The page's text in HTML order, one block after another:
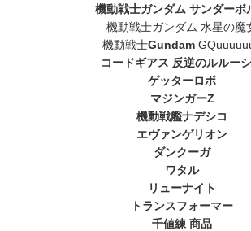
機動戦士ガンダム サンダーボ
機動戦士ガンダム 水星の魔
機動戦士Gundam
コードギアス 反逆のルルー
ゲッターロボ
マジンガーZ
機動戦艦ナデシコ
エヴァンゲリオン
ダンクーガ
ワタル
リューナイト
トランスフォーマー
千値練 商品